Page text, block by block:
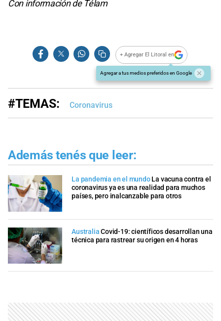
Con información de Télam
+ Agregar El Litoral en
Agregar a tus medios preferidos en Google
#TEMAS: Coronavirus
Además tenés que leer:
La pandemia en el mundoLa vacuna contra el
coronavirus ya es una realidad para muchos
países, pero inalcanzable para otros
AustraliaCovid-19: científicos desarrollan una
técnica para rastrear su origen en 4 horas